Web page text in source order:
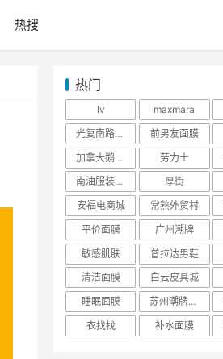
热搜
热门
lv maxmara
光复南路潮牌
前男友面膜
加拿大鹅羽绒服
劳力士
南油服装批发市场
厚街
安福电商城
常熟外贸村
平价面膜
广州潮牌
敏感肌肤
普拉达男鞋
清洁面膜
白云皮具城
睡眠面膜
苏州潮牌货源
衣找找
补水面膜